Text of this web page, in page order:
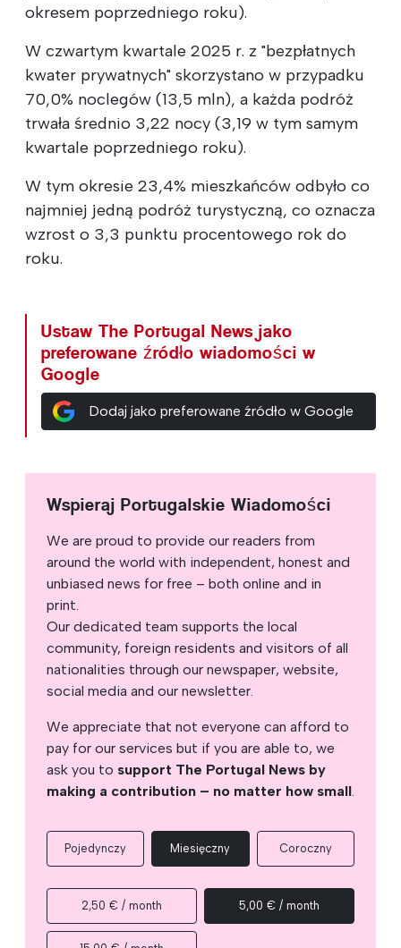
okresem poprzedniego roku).
W czwartym kwartale 2025 r. z "bezpłatnych
kwater prywatnych" skorzystano w przypadku
70,0% noclegów (13,5 mln), a każda podróż
trwała średnio 3,22 nocy (3,19 w tym samym
kwartale poprzedniego roku).
W tym okresie 23,4% mieszkańców odbyło co
najmniej jedną podróż turystyczną, co oznacza
wzrost o 3,3 punktu procentowego rok do
roku.
Ustaw The Portugal News jako
preferowane źródło wiadomości w
Google
Dodaj jako preferowane źródło w Google
Wspieraj Portugalskie Wiadomości
We are proud to provide our readers from
around the world with independent, honest and
unbiased news for free – both online and in
print.
Our dedicated team supports the local
community, foreign residents and visitors of all
nationalities through our newspaper, website,
social media and our newsletter.
We appreciate that not everyone can afford to
pay for our services but if you are able to, we
ask you to support The Portugal News by
making a contribution – no matter how small.
Pojedynczy Miesięczny Coroczny
2,50 € / month 5,00 € / month